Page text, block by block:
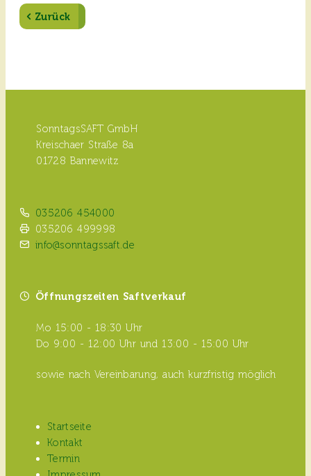
Zurück
SonntagsSAFT GmbH
Kreischaer Straße 8a
01728 Bannewitz
035206 454000
035206 499998
info@sonntagssaft.de
Öffnungszeiten Saftverkauf
Mo 15:00 - 18:30 Uhr
Do 9:00 - 12:00 Uhr und 13:00 - 15:00 Uhr
sowie nach Vereinbarung, auch kurzfristig möglich
Startseite
Kontakt
Termin